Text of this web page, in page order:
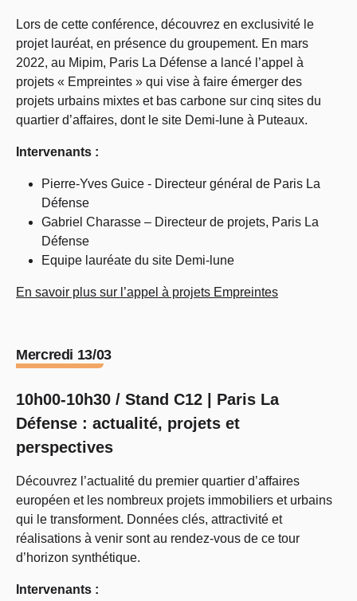
Lors de cette conférence, découvrez en exclusivité le
projet lauréat, en présence du groupement. En mars
2022, au Mipim, Paris La Défense a lancé l’appel à
projets « Empreintes » qui vise à faire émerger des
projets urbains mixtes et bas carbone sur cinq sites du
quartier d’affaires, dont le site Demi-lune à Puteaux.
Intervenants :
Pierre-Yves Guice - Directeur général de Paris La
Défense
Gabriel Charasse – Directeur de projets, Paris La
Défense
Equipe lauréate du site Demi-lune
En savoir plus sur l’appel à projets Empreintes
Mercredi 13/03
10h00-10h30 / Stand C12 | Paris La
Défense : actualité, projets et
perspectives
Découvrez l’actualité du premier quartier d’affaires
européen et les nombreux projets immobiliers et urbains
qui le transforment. Données clés, attractivité et
réalisations à venir sont au rendez-vous de ce tour
d’horizon synthétique.
Intervenants :